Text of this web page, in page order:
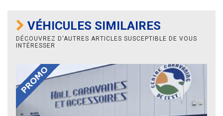
VÉHICULES SIMILAIRES
DÉCOUVREZ D'AUTRES ARTICLES SUSCEPTIBLE DE VOUS
INTÉRESSER